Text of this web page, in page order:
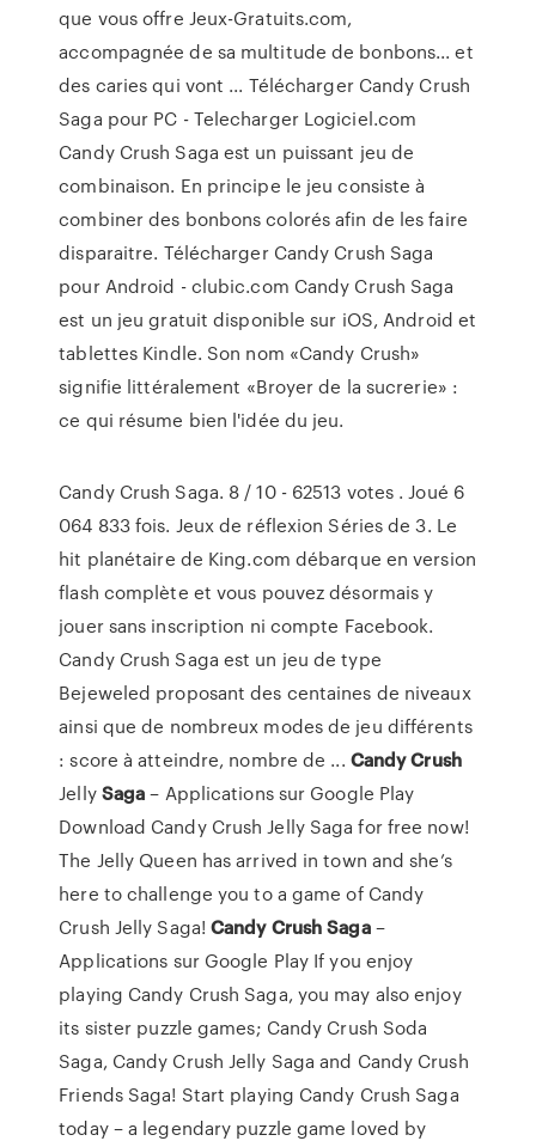
que vous offre Jeux-Gratuits.com,
accompagnée de sa multitude de bonbons... et
des caries qui vont ... Télécharger Candy Crush
Saga pour PC - Telecharger Logiciel.com
Candy Crush Saga est un puissant jeu de
combinaison. En principe le jeu consiste à
combiner des bonbons colorés afin de les faire
disparaitre. Télécharger Candy Crush Saga
pour Android - clubic.com Candy Crush Saga
est un jeu gratuit disponible sur iOS, Android et
tablettes Kindle. Son nom «Candy Crush»
signifie littéralement «Broyer de la sucrerie» :
ce qui résume bien l'idée du jeu.
Candy Crush Saga. 8 / 10 - 62513 votes . Joué 6
064 833 fois. Jeux de réflexion Séries de 3. Le
hit planétaire de King.com débarque en version
flash complète et vous pouvez désormais y
jouer sans inscription ni compte Facebook.
Candy Crush Saga est un jeu de type
Bejeweled proposant des centaines de niveaux
ainsi que de nombreux modes de jeu différents
: score à atteindre, nombre de ... CandyCrush
JellySaga– Applications sur Google Play
Download Candy Crush Jelly Saga for free now!
The Jelly Queen has arrived in town and she’s
here to challenge you to a game of Candy
Crush Jelly Saga!Candy Crush Saga–
Applications sur Google Play If you enjoy
playing Candy Crush Saga, you may also enjoy
its sister puzzle games; Candy Crush Soda
Saga, Candy Crush Jelly Saga and Candy Crush
Friends Saga! Start playing Candy Crush Saga
today – a legendary puzzle game loved by